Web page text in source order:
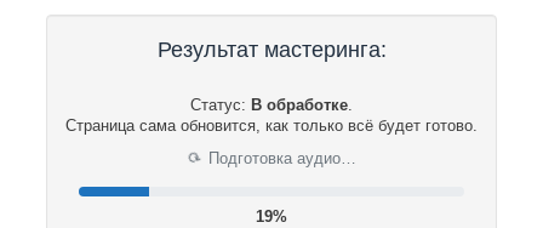
Результат мастеринга:
Статус: В обработке.
Страница сама обновится, как только всё будет готово.
⟳ Подготовка аудио…
19%